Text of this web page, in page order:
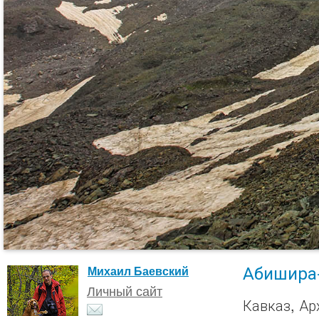
Михаил Баевский
Личный сайт
Кавказ,